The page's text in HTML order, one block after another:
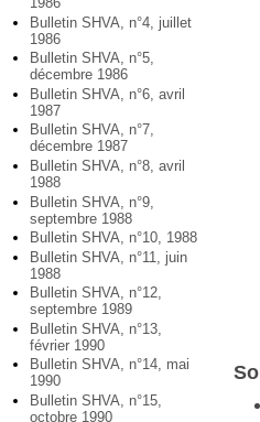
Bulletin SHVA, n°4, juillet
1986
Bulletin SHVA, n°5,
décembre 1986
Bulletin SHVA, n°6, avril
1987
Bulletin SHVA, n°7,
décembre 1987
Bulletin SHVA, n°8, avril
1988
Bulletin SHVA, n°9,
septembre 1988
Bulletin SHVA, n°10, 1988
Bulletin SHVA, n°11, juin
1988
Bulletin SHVA, n°12,
septembre 1989
Bulletin SHVA, n°13,
février 1990
Bulletin SHVA, n°14, mai
1990
Bulletin SHVA, n°15,
octobre 1990